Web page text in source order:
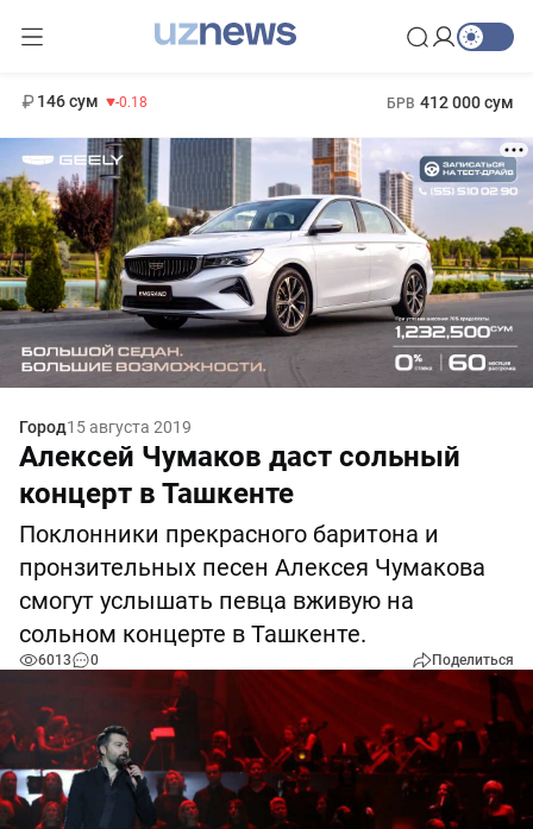
146 сум -0.18 БРВ 412 000 сум
Город15 августа 2019
Алексей Чумаков даст сольный
концерт в Ташкенте
Поклонники прекрасного баритона и
пронзительных песен Алексея Чумакова
смогут услышать певца вживую на
сольном концерте в Ташкенте.
6013 0 Поделиться